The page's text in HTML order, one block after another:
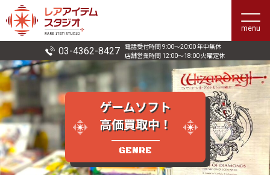
menu
03-4362-8427
電話受付時間 9:00〜20:00 年中無休
店舗営業時間 12:00〜18:00 火曜定休
ゲームソフト
高価買取中！
GENRE